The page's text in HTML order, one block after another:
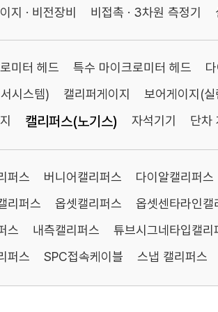
지 · 비전장비
비접촉 · 3차원 측정기
미터 헤드 특수 마이크로미터 헤드
시스템)
캘리퍼게이지 보어게이지(
캘리퍼스(노기스) 자석기기 단차
퍼스 버니어캘리퍼스 다이알캘리퍼스
리퍼스
옵셋캘리퍼스 옵셋센타라인캘
스
내측캘리퍼스 튜브시그네타입캘리
퍼스
SPC접속케이블 스냅 캘리퍼스